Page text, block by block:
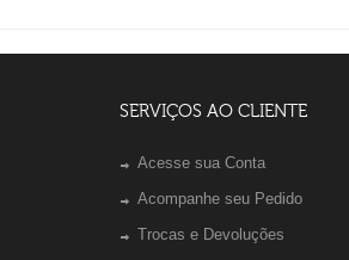
SERVIÇOS AO CLIENTE
Acesse sua Conta
Acompanhe seu Pedido
Trocas e Devoluções